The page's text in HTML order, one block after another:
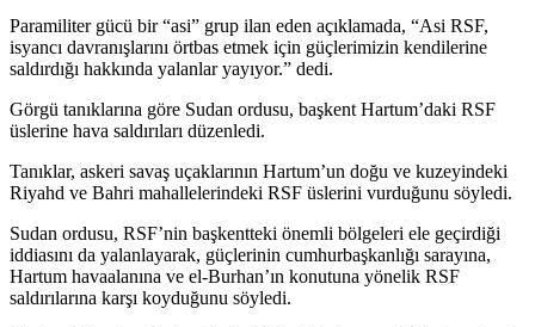
Paramiliter gücü bir “asi” grup ilan eden açıklamada, “Asi RSF,
isyancı davranışlarını örtbas etmek için güçlerimizin kendilerine
saldırdığı hakkında yalanlar yayıyor.” dedi.
Görgü tanıklarına göre Sudan ordusu, başkent Hartum’daki RSF
üslerine hava saldırıları düzenledi.
Tanıklar, askeri savaş uçaklarının Hartum’un doğu ve kuzeyindeki
Riyahd ve Bahri mahallelerindeki RSF üslerini vurduğunu söyledi.
Sudan ordusu, RSF’nin başkentteki önemli bölgeleri ele geçirdiği
iddiasını da yalanlayarak, güçlerinin cumhurbaşkanlığı sarayına,
Hartum havaalanına ve el-Burhan’ın konutuna yönelik RSF
saldırılarına karşı koyduğunu söyledi.